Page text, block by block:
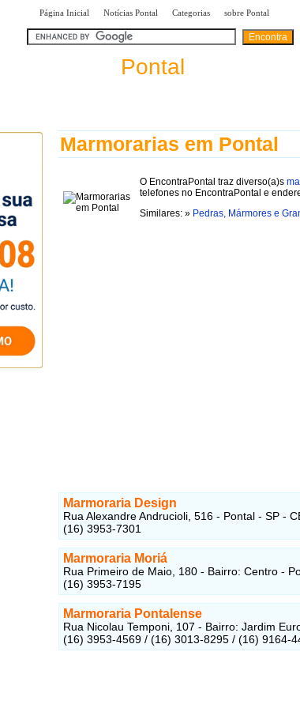
Página Inicial Notícias Pontal Categorias sobre Pontal
Pontal
Marmorarias em Pontal
O EncontraPontal traz diverso(a)s
telefones no EncontraPontal e
Similares: » Pedras, Mármores e
Marmoraria Design
Rua Alexandre Andrucioli, 516 - Pontal - SP -
(16) 3953-7301
Marmoraria Moriá
Rua Primeiro de Maio, 180 - Bairro: Centro -
(16) 3953-7195
Marmoraria Pontalense
Rua Nicolau Temponi, 107 - Bairro: Jardim
(16) 3953-4569 / (16) 3013-8295 / (16) 9164-